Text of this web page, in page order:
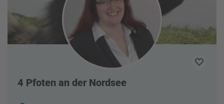
4 Pfoten an der Nordsee